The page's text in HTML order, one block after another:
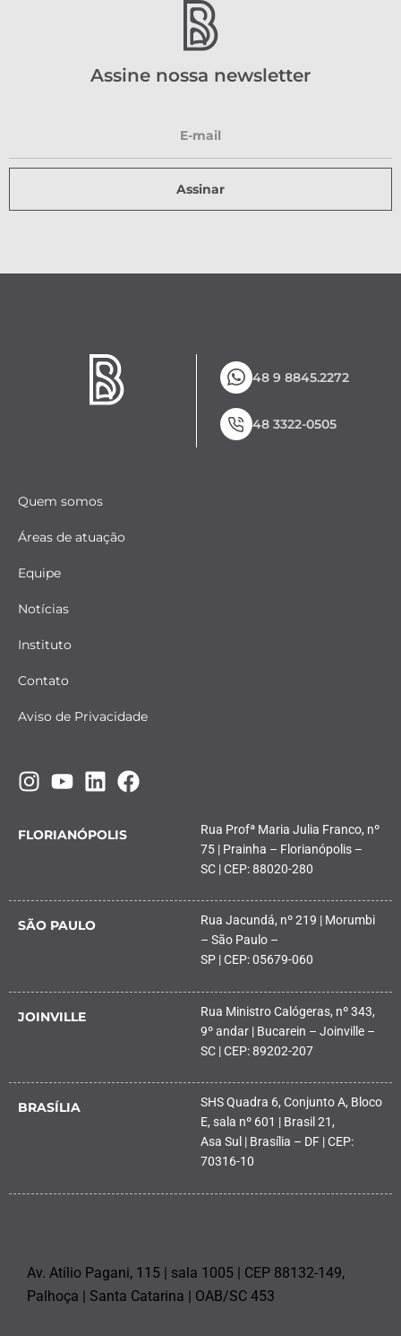
Assine nossa newsletter
Assinar
48 9 8845.2272
48 3322-0505
Quem somos
Áreas de atuação
Equipe
Notícias
Instituto
Contato
Aviso de Privacidade
FLORIANÓPOLIS
Rua Profª Maria Julia Franco, nº
75 | Prainha – Florianópolis –
SC | CEP: 88020-280
SÃO PAULO
Rua Jacundá, nº 219 | Morumbi
– São Paulo –
SP | CEP: 05679-060
JOINVILLE
Rua Ministro Calógeras, nº 343,
9º andar | Bucarein – Joinville –
SC | CEP: 89202-207
BRASÍLIA
SHS Quadra 6, Conjunto A, Bloco
E, sala nº 601 | Brasil 21,
Asa Sul | Brasília – DF | CEP:
70316-10
Av. Atílio Pagani, 115 | sala 1005 | CEP 88132-149,
Palhoça | Santa Catarina | OAB/SC 453